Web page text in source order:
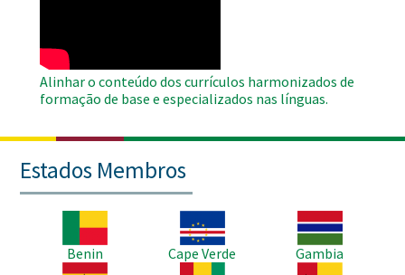
Alinhar o conteúdo dos currículos harmonizados de
formação de base e especializados nas línguas.
Estados Membros
Benin
Imagem
Cape Verde
Imagem
Gambia